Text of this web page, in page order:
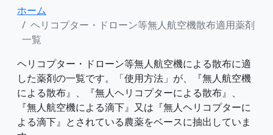
ホーム
ヘリコプター・ドローン等無人航空機散布適用薬剤
一覧
ヘリコプター・ドローン等無人航空機による散布に適
した薬剤の一覧です。「使用方法」が、『無人航空機
による散布』、『無人ヘリコプターによる散布』、
『無人航空機による滴下』又は『無人ヘリコプターに
よる滴下』とされている農薬をベースに抽出していま